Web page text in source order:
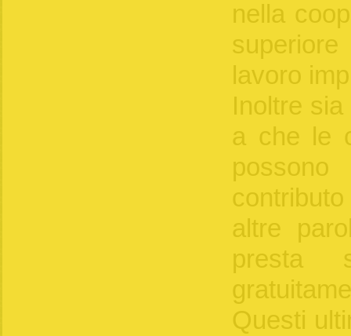
nella
lavoro
Inoltre
a che le
altre
presta
Questi